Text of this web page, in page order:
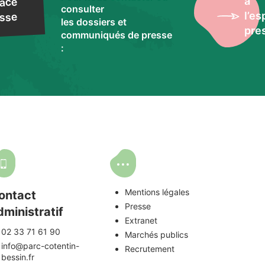
consulter
les dossiers et
communiqués de presse
:
02 33 71 61 90
info@parc-cotentin-
bessin.fr
Mentions légales
Presse
Extranet
Marchés publics
Recrutement